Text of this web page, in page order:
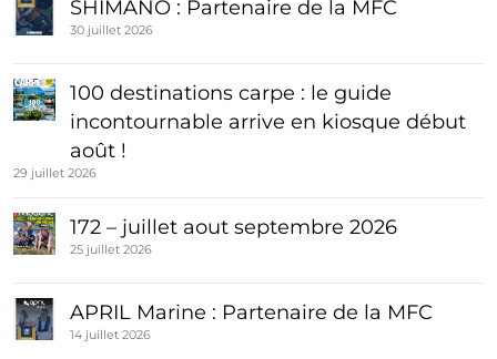
SHIMANO : Partenaire de la MFC
30 juillet 2026
100 destinations carpe : le guide
incontournable arrive en kiosque début
août !
29 juillet 2026
172 – juillet aout septembre 2026
25 juillet 2026
APRIL Marine : Partenaire de la MFC
14 juillet 2026